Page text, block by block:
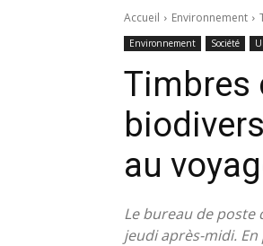
Accueil Environnement
Environnement Société
Timbres
au
Le bureau de poste
jeudi après-midi.